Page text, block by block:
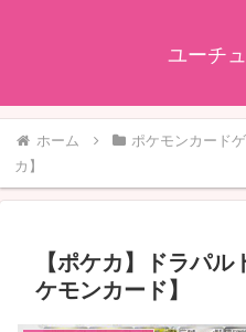
ユーチ
ホーム ポケモンカード
カ】
【ポケカ】ドラパ
ケモンカード】